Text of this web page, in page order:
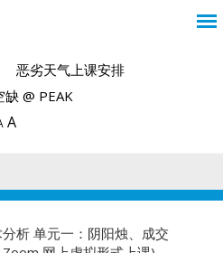
恶劣天气上课安排
缺 @ PEAK
A
析 单元一：阴阳烛、成交